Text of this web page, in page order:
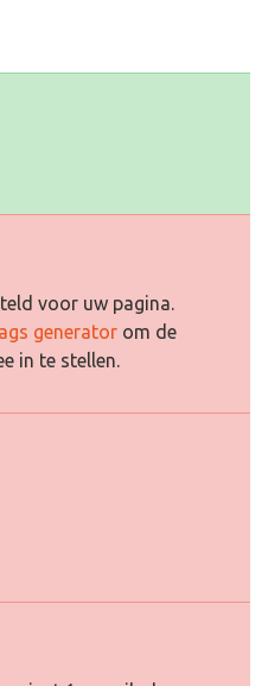
voor uw pagina.
generator om de
in te stellen.